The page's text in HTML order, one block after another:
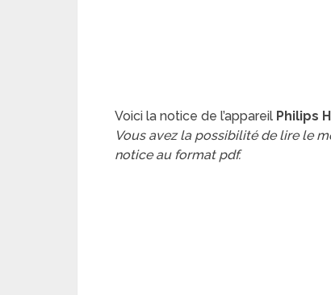
Voici la notice de l’appareil Philips
Vous avez la possibilité de lire le
notice au format pdf.